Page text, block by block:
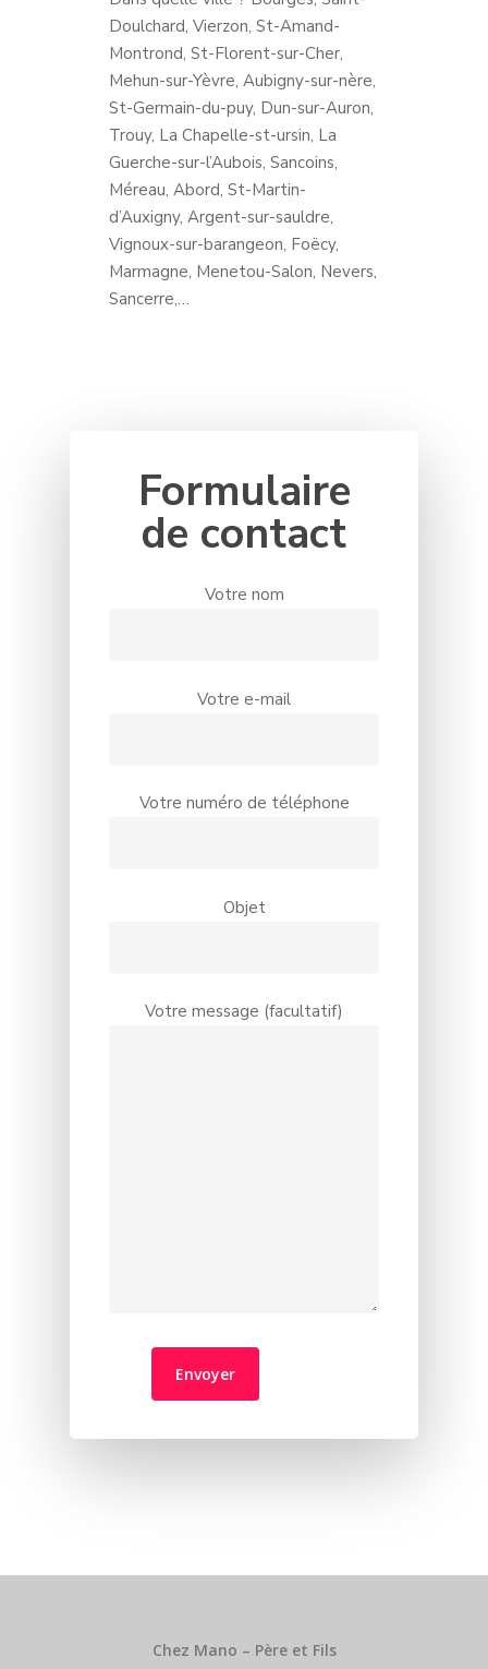
Doulchard, Vierzon, St-Amand-
Montrond, St-Florent-sur-Cher,
Mehun-sur-Yèvre, Aubigny-sur-nère,
St-Germain-du-puy, Dun-sur-Auron,
Trouy, La Chapelle-st-ursin, La
Guerche-sur-l’Aubois, Sancoins,
Méreau, Abord, St-Martin-
d’Auxigny, Argent-sur-sauldre,
Vignoux-sur-barangeon, Foëcy,
Marmagne, Menetou-Salon, Nevers,
Sancerre,…
Formulaire
de contact
Votre nom
Votre e-mail
Votre numéro de téléphone
Objet
Votre message (facultatif)
Chez Mano – Père et Fils